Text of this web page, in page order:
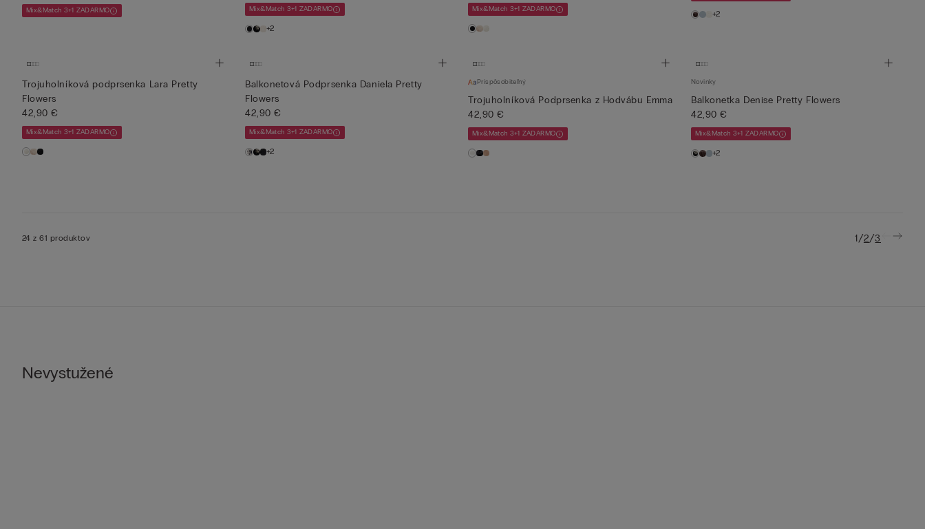
Mix&Match 3+1 ZADARMO Mix&Match 3+1 ZADARMO
+2
Mix&Match 3+1 ZADARMO +2
Trojuholníková podprsenka Lara Pretty
Flowers
42,90 €
Mix&Match 3+1 ZADARMO
Balkonetová Podprsenka Daniela Pretty
Flowers
42,90 €
Mix&Match 3+1 ZADARMO
+2
Prispôsobiteľný
Trojuholníková Podprsenka z Hodvábu Emma
42,90 €
Mix&Match 3+1 ZADARMO
Novinky
Balkonetka Denise Pretty Flowers
42,90 €
Mix&Match 3+1 ZADARMO
+2
24 z 61 produktov 1/2/3
Nevystužené